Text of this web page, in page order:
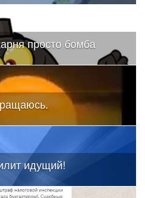
просто бомба
идущий!